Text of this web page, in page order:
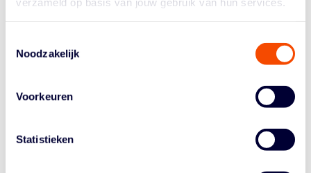
Noodzakelijk
Voorkeuren
Statistieken
Annie Koper-van Es †
Mustafa Korkmaz
Bo Kramer
Dhr. M. Kwakkestijn